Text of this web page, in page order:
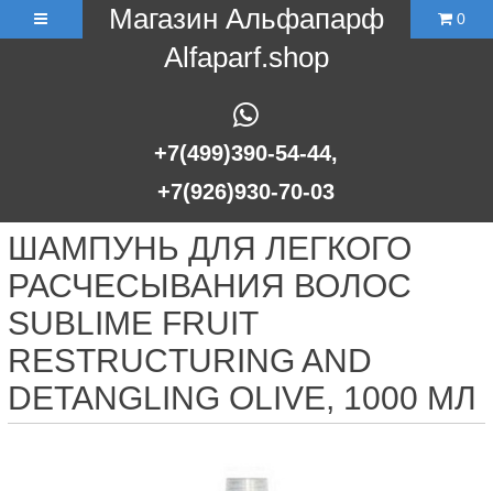
Магазин Альфапарф
Alfaparf.shop
+7(499)390-54-44,
+7(926)930-70-03
0
ШАМПУНЬ ДЛЯ ЛЕГКОГО
РАСЧЕСЫВАНИЯ ВОЛОС
SUBLIME FRUIT
RESTRUCTURING AND
DETANGLING OLIVE, 1000 МЛ